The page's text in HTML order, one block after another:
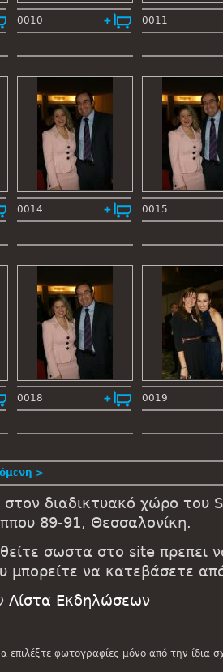
0010 0011
0014 0015
0018 0019
>
διαδικτυακό χώρο του
89-91, Θεσσαλονίκη.
σωστα στο site πρεπει
μπορείτε να κατεβάσετε
Λίστα Εκδηλώσεων
επιλέξτε φωτογραφίες μόνο από την ίδια